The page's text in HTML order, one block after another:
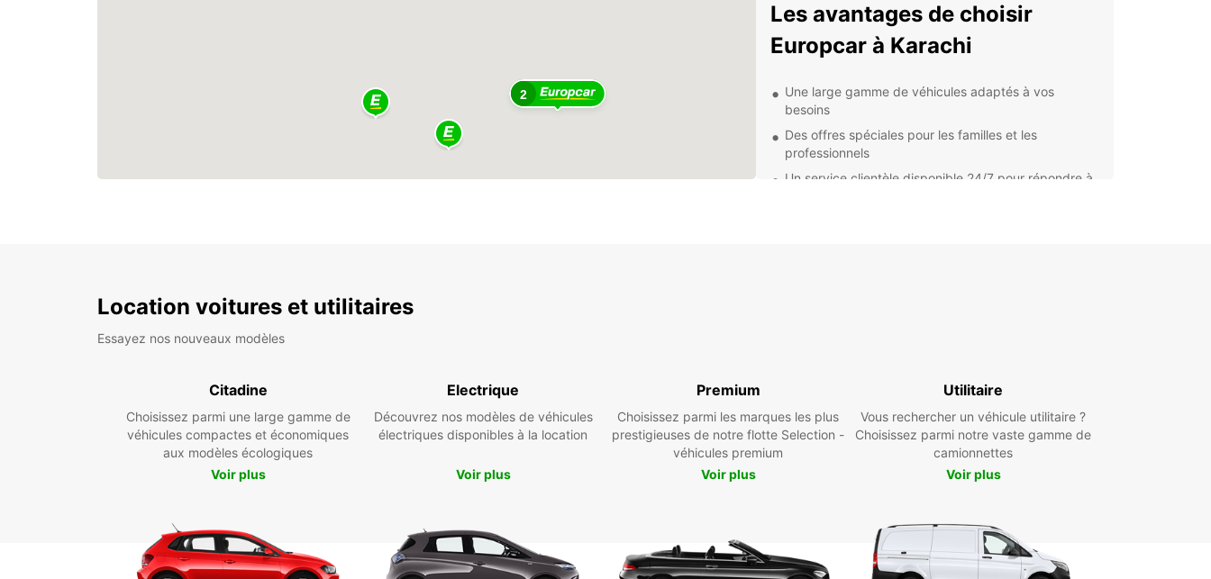
2
Les avantages de choisir
Europcar à Karachi
Une large gamme de véhicules adaptés à vos
besoins
Des offres spéciales pour les familles et les
professionnels
Un service clientèle disponible 24/7 pour répondre à
de location à Karachi avec Europcar et profitez
Location voitures et utilitaires
Essayez nos nouveaux modèles
Citadine
Choisissez parmi une large gamme de
véhicules compactes et économiques
aux modèles écologiques
Voir plus
Electrique
Découvrez nos modèles de véhicules
électriques disponibles à la location
Voir plus
Premium
Choisissez parmi les marques les plus
prestigieuses de notre flotte Selection -
véhicules premium
Voir plus
Utilitaire
Vous rechercher un véhicule utilitaire ?
Choisissez parmi notre vaste gamme de
camionnettes
Voir plus